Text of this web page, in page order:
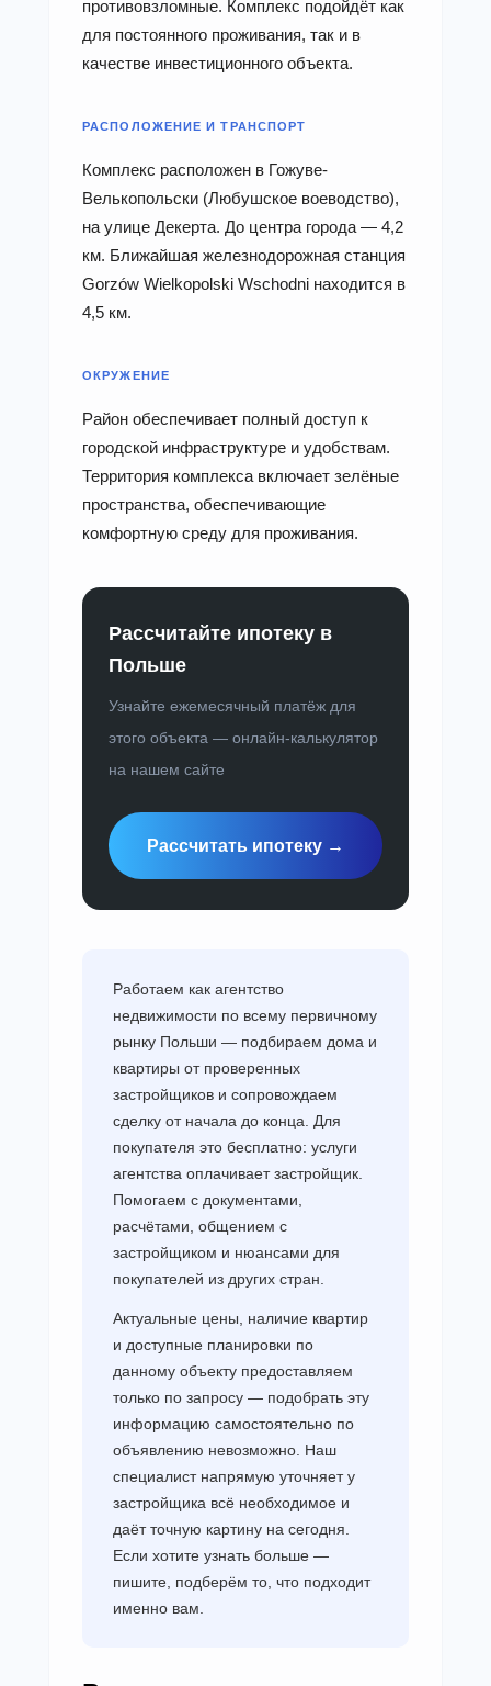
противовзломные. Комплекс подойдёт как
для постоянного проживания, так и в
качестве инвестиционного объекта.
РАСПОЛОЖЕНИЕ И ТРАНСПОРТ
Комплекс расположен в Гожуве-
Велькопольски (Любушское воеводство),
на улице Декерта. До центра города — 4,2
км. Ближайшая железнодорожная станция
Gorzów Wielkopolski Wschodni находится в
4,5 км.
ОКРУЖЕНИЕ
Район обеспечивает полный доступ к
городской инфраструктуре и удобствам.
Территория комплекса включает зелёные
пространства, обеспечивающие
комфортную среду для проживания.
Рассчитайте ипотеку в
Польше
Узнайте ежемесячный платёж для
этого объекта — онлайн-калькулятор
на нашем сайте
Рассчитать ипотеку →
Работаем как агентство
недвижимости по всему первичному
рынку Польши — подбираем дома и
квартиры от проверенных
застройщиков и сопровождаем
сделку от начала до конца. Для
покупателя это бесплатно: услуги
агентства оплачивает застройщик.
Помогаем с документами,
расчётами, общением с
застройщиком и нюансами для
покупателей из других стран.
Актуальные цены, наличие квартир
и доступные планировки по
данному объекту предоставляем
только по запросу — подобрать эту
информацию самостоятельно по
объявлению невозможно. Наш
специалист напрямую уточняет у
застройщика всё необходимое и
даёт точную картину на сегодня.
Если хотите узнать больше —
пишите, подберём то, что подходит
именно вам.